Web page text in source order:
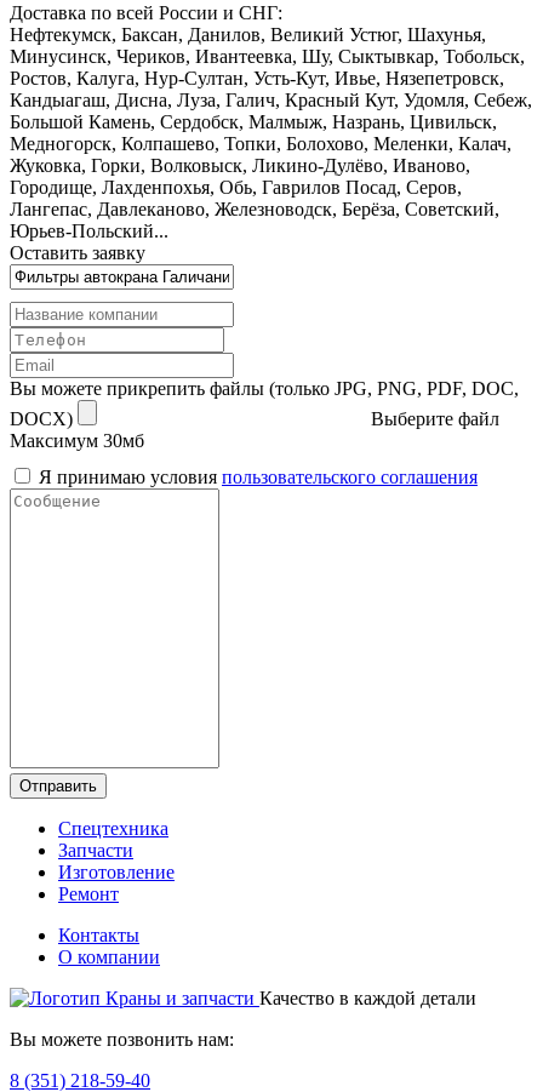
Доставка по всей России и СНГ:
Нефтекумск, Баксан, Данилов, Великий Устюг, Шахунья,
Минусинск, Чериков, Ивантеевка, Шу, Сыктывкар, Тобольск,
Ростов, Калуга, Нур-Султан, Усть-Кут, Ивье, Нязепетровск,
Кандыагаш, Дисна, Луза, Галич, Красный Кут, Удомля, Себеж,
Большой Камень, Сердобск, Малмыж, Назрань, Цивильск,
Медногорск, Колпашево, Топки, Болохово, Меленки, Калач,
Жуковка, Горки, Волковыск, Ликино-Дулёво, Иваново,
Городище, Лахденпохья, Обь, Гаврилов Посад, Серов,
Лангепас, Давлеканово, Железноводск, Берёза, Советский,
Юрьев-Польский...
Оставить заявку
Вы можете прикрепить файлы (только JPG, PNG, PDF, DOC,
DOCX)
Выберите файл
Максимум 30мб
Я принимаю условия пользовательского соглашения
Отправить
Спецтехника
Запчасти
Изготовление
Ремонт
Контакты
О компании
Качество в каждой детали
Вы можете позвонить нам:
8 (351) 218-59-40